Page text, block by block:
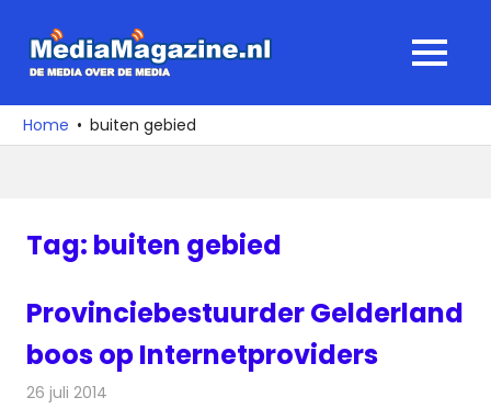
naar
media
over
MENU
Home buiten gebied
Tag: buiten gebied
Provinciebestuurder Gelderland
boos op Internetproviders
26 juli 2014